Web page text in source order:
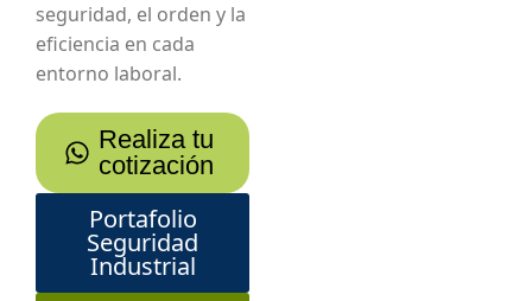
seguridad, el orden y la
eficiencia en cada
entorno laboral.
Realiza tu
cotización
Portafolio
Seguridad
Industrial